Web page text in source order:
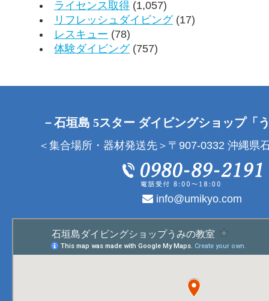
ライセンス取得 (1,057)
リフレッシュダイビング(17)
レスキュー (78)
体験ダイビング(757)
－石垣島 5スター ダイビングショップ「
＜集合場所・器材発送先＞〒907-0332 沖縄県
info@umikyo.com